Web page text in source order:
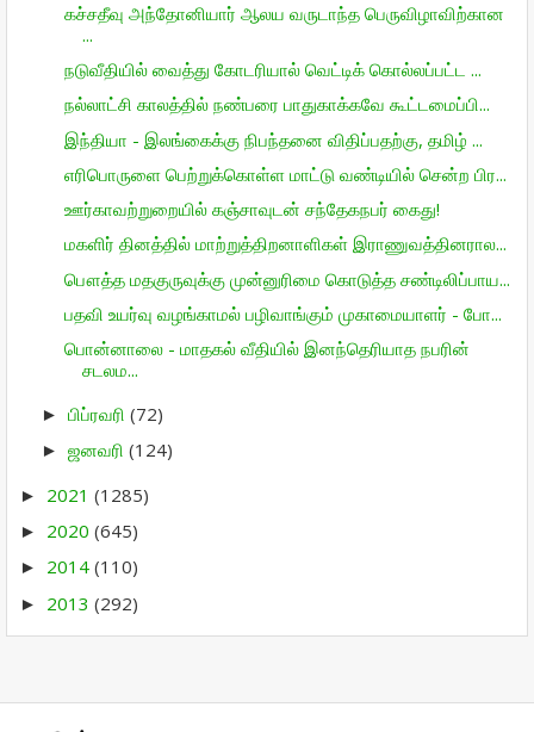
கச்சதீவு அந்தோனியார் ஆலய வருடாந்த பெருவிழாவிற்கான
...
நடுவீதியில் வைத்து கோடரியால் வெட்டிக் கொல்லப்பட்ட ...
நல்லாட்சி காலத்தில் நண்பரை பாதுகாக்கவே கூட்டமைப்பி...
இந்தியா - இலங்கைக்கு நிபந்தனை விதிப்பதற்கு, தமிழ் ...
எரிபொருளை பெற்றுக்கொள்ள மாட்டு வண்டியில் சென்ற பிர...
ஊர்காவற்றுறையில் கஞ்சாவுடன் சந்தேகநபர் கைது!
மகளிர் தினத்தில் மாற்றுத்திறனாளிகள் இராணுவத்தினரால...
பௌத்த மதகுருவுக்கு முன்னுரிமை கொடுத்த சண்டிலிப்பாய...
பதவி உயர்வு வழங்காமல் பழிவாங்கும் முகாமையாளர் - போ...
பொன்னாலை - மாதகல் வீதியில் இனந்தெரியாத நபரின்
சடலம...
► பிப்ரவரி (72)
► ஜனவரி (124)
► 2021 (1285)
► 2020 (645)
► 2014 (110)
► 2013 (292)